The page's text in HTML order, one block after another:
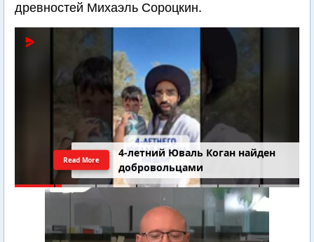
древностей Михаэль Сороцкин.
4-летний Юваль Коган найден
добровольцами
Read More